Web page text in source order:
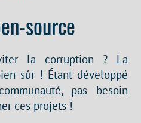
source
la corruption ? La
sûr ! Étant développé
pas besoin
ces projets !